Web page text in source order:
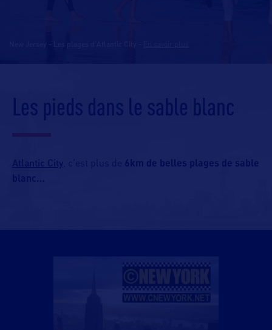
New Jersey - Les plages d'Atlantic City
Les pieds dans le sable blanc
Atlantic City , c’est plus de 6km de belles plages de sable
blanc…